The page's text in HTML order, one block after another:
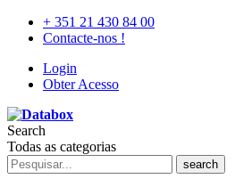
+ 351 21 430 84 00
Contacte-nos !
Login
Obter Acesso
Search
Todas as categorias
search